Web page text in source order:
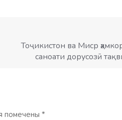
Тоҷикистон ва Миср
саноати дорусозӣ
помечены *